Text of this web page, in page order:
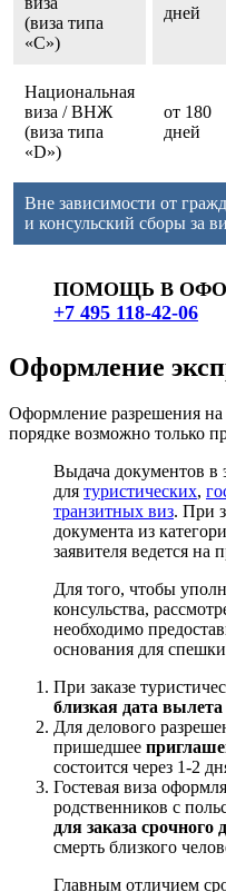
(виза типа
«С»)
дней
Национальная
виза / ВНЖ
(виза типа
«D»)
от 180
дней
Вне зависимости от
и консульский сборы за
ПОМОЩЬ В
+7 495 118-42-06
Оформление
Оформление разрешения
порядке возможно только
Выдача документов в
для туристических,
транзитных виз. При
документа из
заявителя ведется на
Для того, чтобы
консульства,
необходимо
основания для
При заказе
близкая дата вылета
Для делового
пришедшее
состоится через 1-2
Гостевая виза
родственников с
для заказа срочного
смерть близкого
Главным отличием